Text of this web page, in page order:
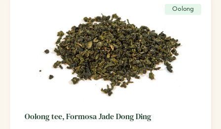
Oolong
Oolong tee, Formosa Jade Dong Ding